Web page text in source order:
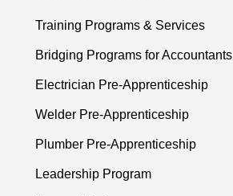
Training Programs & Services
Bridging Programs for Accountants
Electrician Pre-Apprenticeship
Welder Pre-Apprenticeship
Plumber Pre-Apprenticeship
Leadership Program